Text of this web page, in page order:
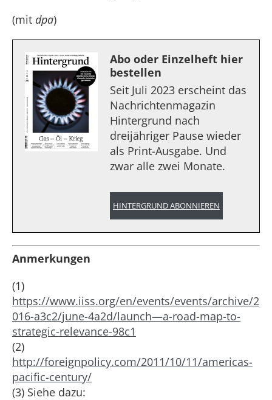
(mit dpa)
Abo oder Einzelheft hier
bestellen
Seit Juli 2023 erscheint das
Nachrichtenmagazin
Hintergrund nach
dreijähriger Pause wieder
als Print-Ausgabe. Und
zwar alle zwei Monate.
HINTERGRUND ABONNIEREN
Anmerkungen
(1)
https://www.iiss.org/en/events/events/archive/2
016-a3c2/june-4a2d/launch—a-road-map-to-
strategic-relevance-98c1
(2)
http://foreignpolicy.com/2011/10/11/americas-
pacific-century/
(3) Siehe dazu: